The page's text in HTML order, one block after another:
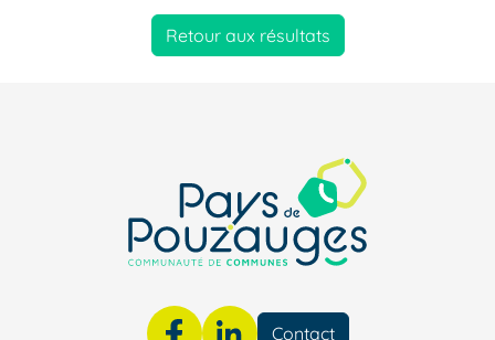
Retour aux résultats
Contact